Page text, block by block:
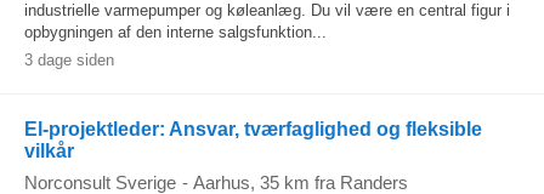
industrielle varmepumper og køleanlæg. Du vil være en central figur i
opbygningen af den interne salgsfunktion...
3 dage siden
El-projektleder: Ansvar, tværfaglighed og fleksible
vilkår
Norconsult Sverige - Aarhus, 35 km fra Randers